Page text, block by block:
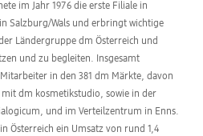
im Jahr 1976 die erste Filiale in
Salzburg/Wals und erbringt wichtige
Ländergruppe dm Österreich und
und zu begleiten. Insgesamt
in den 381 dm Märkte, davon
dm kosmetikstudio, sowie in der
und im Verteilzentrum in Enns.
Österreich ein Umsatz von rund 1,4